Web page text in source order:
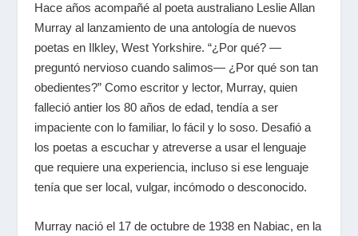
Hace años acompañé al poeta australiano Leslie Allan
Murray al lanzamiento de una antología de nuevos
poetas en Ilkley, West Yorkshire. “¿Por qué? —
preguntó nervioso cuando salimos— ¿Por qué son tan
obedientes?” Como escritor y lector, Murray, quien
falleció antier los 80 años de edad, tendía a ser
impaciente con lo familiar, lo fácil y lo soso. Desafió a
los poetas a escuchar y atreverse a usar el lenguaje
que requiere una experiencia, incluso si ese lenguaje
tenía que ser local, vulgar, incómodo o desconocido.
Murray nació el 17 de octubre de 1938 en Nabiac, en la